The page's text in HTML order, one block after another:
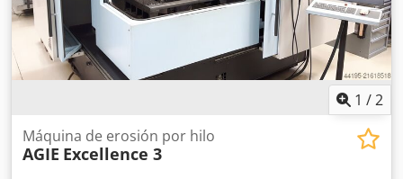
1 /2
Máquina de erosión por hilo
AGIE Excellence 3